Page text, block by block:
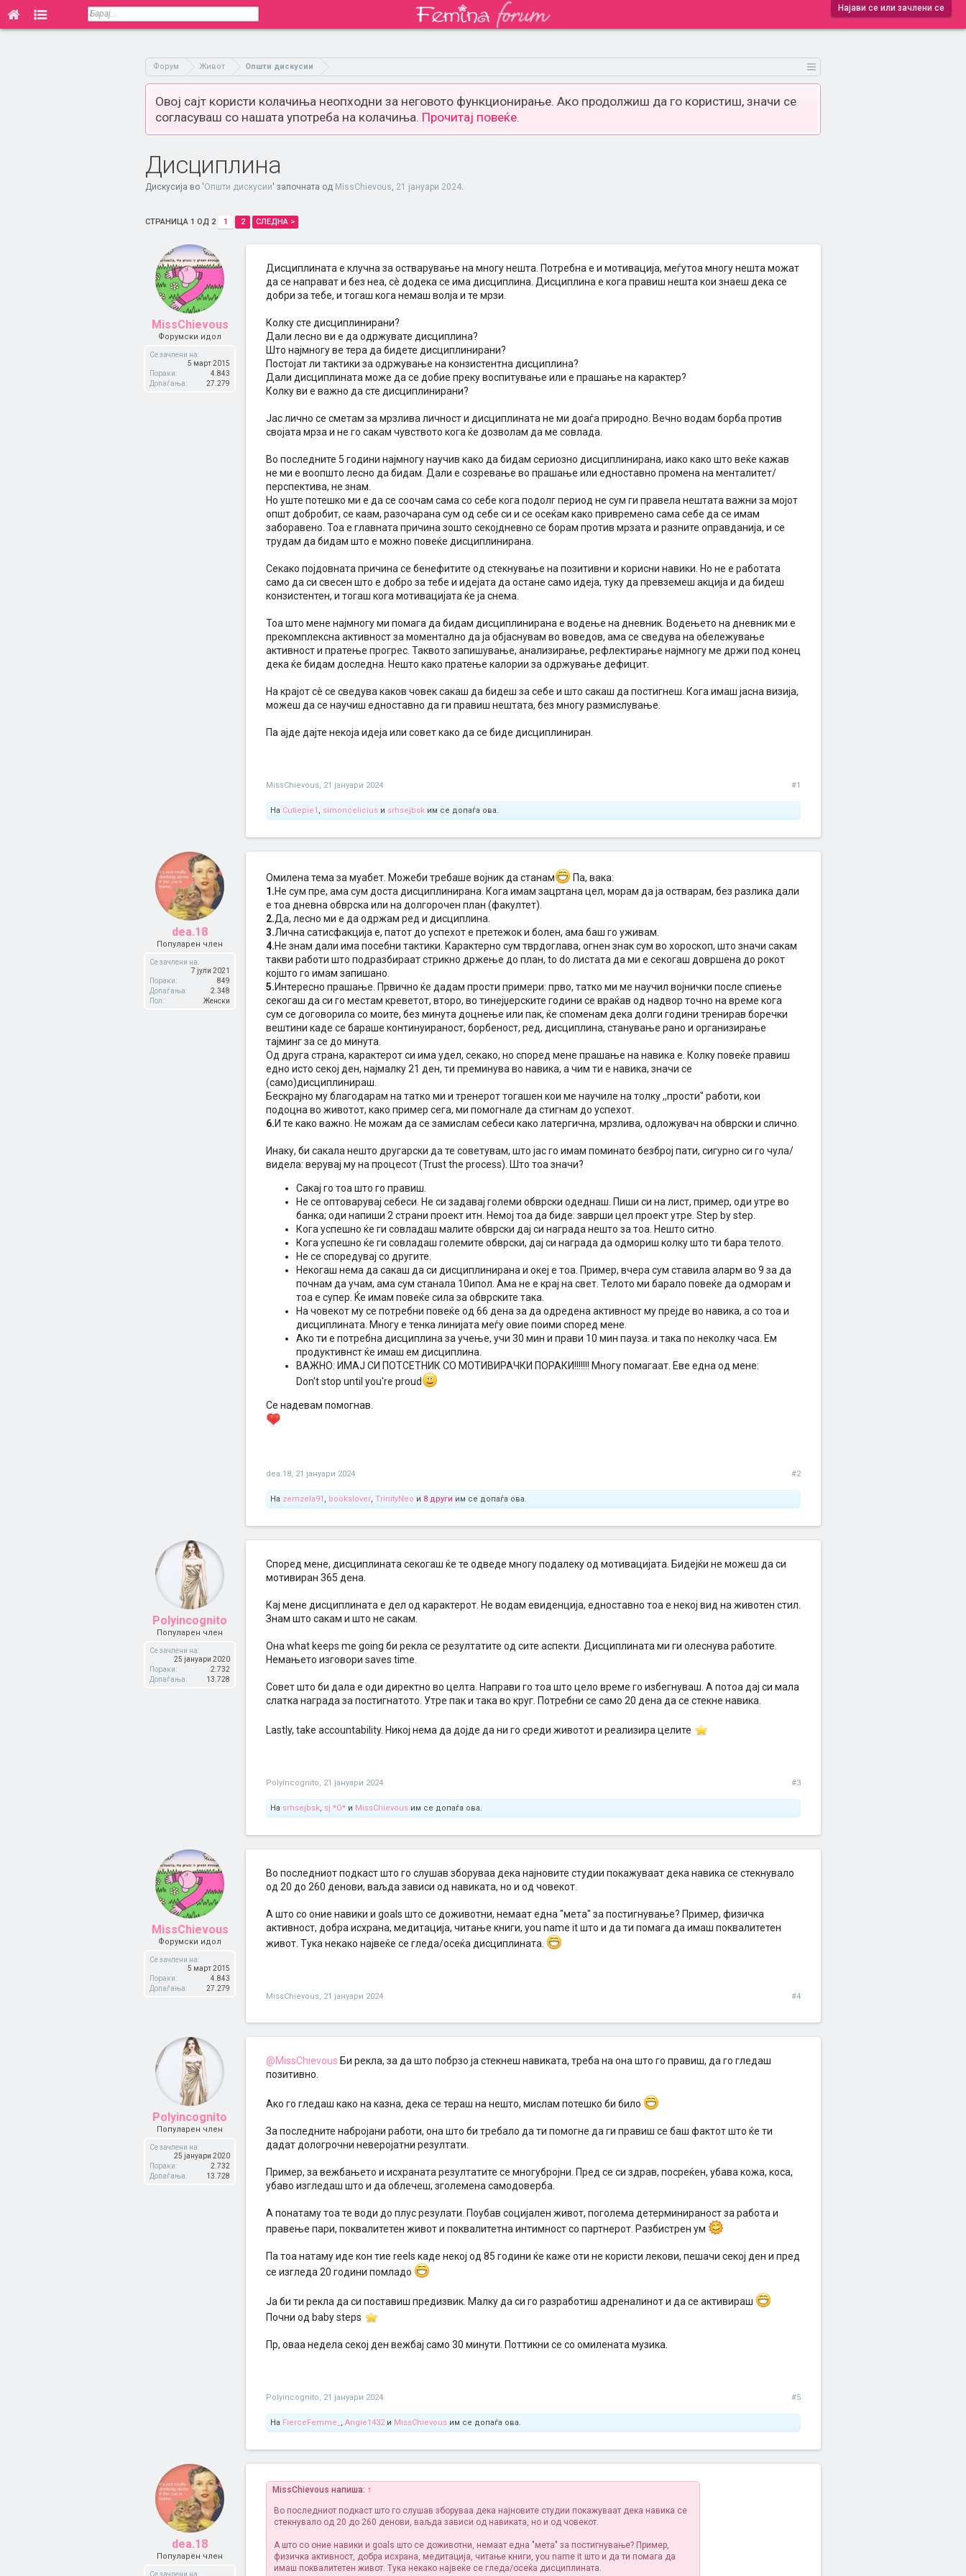
Најави се или зачлени се
Форум Живот Општи дискусии
Овој сајт користи колачиња неопходни за неговото функционирање. Ако продолжиш да го користиш, значи се
согласуваш со нашата употреба на колачиња. Прочитај повеќе.
Дисциплина
Дискусија во 'Општи дискусии' започната од MissChievous, 21 јануари 2024.
СТРАНИЦА 1 ОД 2 1 2 СЛЕДНА >
MissChievous
Форумски идол
Се зачлени на:
5 март 2015
Пораки:
4.843
Допаѓања:
27.279
Дисциплината е клучна за остварување на многу нешта. Потребна е и мотивација, меѓутоа многу нешта можат
да се направат и без неа, сè додека се има дисциплина. Дисциплина е кога правиш нешта кои знаеш дека се
добри за тебе, и тогаш кога немаш волја и те мрзи.
Колку сте дисциплинирани?
Дали лесно ви е да одржувате дисциплина?
Што најмногу ве тера да бидете дисциплинирани?
Постојат ли тактики за одржување на конзистентна дисциплина?
Дали дисциплината може да се добие преку воспитување или е прашање на карактер?
Колку ви е важно да сте дисциплинирани?
Јас лично се сметам за мрзлива личност и дисциплината не ми доаѓа природно. Вечно водам борба против
својата мрза и не го сакам чувството кога ќе дозволам да ме совлада.
Во последните 5 години најмногу научив како да бидам сериозно дисциплинирана, иако како што веќе кажав
не ми е воопшто лесно да бидам. Дали е созревање во прашање или едноставно промена на менталитет/
перспектива, не знам.
Но уште потешко ми е да се соочам сама со себе кога подолг период не сум ги правела нештата важни за мојот
општ добробит, се каам, разочарана сум од себе си и се осеќам како привремено сама себе да се имам
заборавено. Тоа е главната причина зошто секојдневно се борам против мрзата и разните оправданија, и се
трудам да бидам што е можно повеќе дисциплинирана.
Секако појдовната причина се бенефитите од стекнување на позитивни и корисни навики. Но не е работата
само да си свесен што е добро за тебе и идејата да остане само идеја, туку да превземеш акција и да бидеш
конзистентен, и тогаш кога мотивацијата ќе ја снема.
Тоа што мене најмногу ми помага да бидам дисциплинирана е водење на дневник. Водењето на дневник ми е
прекомплексна активност за моментално да ја објаснувам во воведов, ама се сведува на обележување
активност и пратење прогрес. Таквото запишување, анализирање, рефлектирање најмногу ме држи под конец
дека ќе бидам доследна. Нешто како пратење калории за одржување дефицит.
На крајот сè се сведува каков човек сакаш да бидеш за себе и што сакаш да постигнеш. Кога имаш јасна визија,
можеш да се научиш едноставно да ги правиш нештата, без многу размислување.
Па ајде дајте некоја идеја или совет како да се биде дисциплиниран.
MissChievous, 21 јануари 2024 #1
На Cutiepie1 , simoncelicius и srhsejbsk им се допаѓа ова.
dea.18
Популарен член
Се зачлени на:
7 јули 2021
Пораки:
849
Допаѓања:
2.348
Пол:
Женски
Омилена тема за муабет. Можеби требаше војник да станам
Па, вака:
1.Не сум пре, ама сум доста дисциплинирана. Кога имам зацртана цел, морам да ја остварам, без разлика дали
е тоа дневна обврска или на долгорочен план (факултет).
2.Да, лесно ми е да одржам ред и дисциплина.
3.Лична сатисфакција е, патот до успехот е претежок и болен, ама баш го уживам.
4.Не знам дали има посебни тактики. Карактерно сум тврдоглава, огнен знак сум во хороскоп, што значи сакам
такви работи што подразбираат стрикно држење до план, to do листата да ми е секогаш довршена до рокот
којшто го имам запишано.
5.Интересно прашање. Првично ќе дадам прости примери: прво, татко ми ме научил војнички после спиење
секогаш да си го местам креветот, второ, во тинејџерските години се враќав од надвор точно на време кога
сум се договорила со моите, без минута доцнење или пак, ќе споменам дека долги години тренирав боречки
вештини каде се бараше континуираност, борбеност, ред, дисциплина, станување рано и организирање
тајминг за се до минута.
Од друга страна, карактерот си има удел, секако, но според мене прашање на навика е. Колку повеќе правиш
едно исто секој ден, најмалку 21 ден, ти преминува во навика, а чим ти е навика, значи се
(само)дисциплинираш.
Бескрајно му благодарам на татко ми и тренерот тогашен кои ме научиле на толку ,,прости" работи, кои
подоцна во животот, како пример сега, ми помогнале да стигнам до успехот.
6.И те како важно. Не можам да се замислам себеси како латергична, мрзлива, одложувач на обврски и слично.
Инаку, би сакала нешто другарски да те советувам, што јас го имам поминато безброј пати, сигурно си го чула/
видела: верувај му на процесот (Trust the process). Што тоа значи?
Сакај го тоа што го правиш.
Не се оптоварувај себеси. Не си задавај големи обврски одеднаш. Пиши си на лист, пример, оди утре во
банка; оди напиши 2 страни проект итн. Немој тоа да биде: заврши цел проект утре. Step by step.
Кога успешно ќе ги совладаш малите обврски дај си награда нешто за тоа. Нешто ситно.
Кога успешно ќе ги совладаш големите обврски, дај си награда да одмориш колку што ти бара телото.
Не се споредувај со другите.
Некогаш нема да сакаш да си дисциплинирана и океј е тоа. Пример, вчера сум ставила аларм во 9 за да
почнам да учам, ама сум станала 10ипол. Ама не е крај на свет. Телото ми барало повеќе да одморам и
тоа е супер. Ќе имам повеќе сила за обврските така.
На човекот му се потребни повеќе од 66 дена за да одредена активност му прејде во навика, а со тоа и
дисциплината. Многу е тенка линијата меѓу овие поими според мене.
Ако ти е потребна дисциплина за учење, учи 30 мин и прави 10 мин пауза. и така по неколку часа. Ем
продуктивнст ќе имаш ем дисциплина.
ВАЖНО: ИМАЈ СИ ПОТСЕТНИК СО МОТИВИРАЧКИ ПОРАКИ!!!!!!! Многу помагаат. Еве една од мене:
Don't stop until you're proud
Се надевам помогнав.
dea.18, 21 јануари 2024 #2
На zemzela91 , bookslover, TrinityNeo и 8 други им се допаѓа ова.
Polyincognito
Популарен член
Се зачлени на:
25 јануари 2020
Пораки:
2.732
Допаѓања:
13.728
Според мене, дисциплината секогаш ќе те одведе многу подалеку од мотивацијата. Бидејќи не можеш да си
мотивиран 365 дена.
Кај мене дисциплината е дел од карактерот. Не водам евиденција, едноставно тоа е некој вид на животен стил.
Знам што сакам и што не сакам.
Она what keeps me going би рекла се резултатите од сите аспекти. Дисциплината ми ги олеснува работите.
Немањето изговори saves time.
Совет што би дала е оди директно во целта. Направи го тоа што цело време го избегнуваш. А потоа дај си мала
слатка награда за постигнатото. Утре пак и така во круг. Потребни се само 20 дена да се стекне навика.
Lastly, take accountability. Никој нема да дојде да ни го среди животот и реализира целите
Polyincognito, 21 јануари 2024 #3
На srhsejbsk, sj *O* и MissChievous им се допаѓа ова.
MissChievous
Форумски идол
Се зачлени на:
5 март 2015
Пораки:
4.843
Допаѓања:
27.279
Во последниот подкаст што го слушав зборуваа дека најновите студии покажуваат дека навика се стекнувало
од 20 до 260 денови, ваљда зависи од навиката, но и од човекот.
А што со оние навики и goals што се доживотни, немаат една "мета" за постигнување? Пример, физичка
активност, добра исхрана, медитација, читање книги, you name it што и да ти помага да имаш поквалитетен
живот. Тука некако највеќе се гледа/осеќа дисциплината.
MissChievous, 21 јануари 2024 #4
Polyincognito
Популарен член
Се зачлени на:
25 јануари 2020
Пораки:
2.732
Допаѓања:
13.728
@MissChievous Би рекла, за да што побрзо ја стекнеш навиката, треба на она што го правиш, да го гледаш
позитивно.
Ако го гледаш како на казна, дека се тераш на нешто, мислам потешко би било
За последните набројани работи, она што би требало да ти помогне да ги правиш се баш фактот што ќе ти
дадат дологрочни неверојатни резултати.
Пример, за вежбањето и исхраната резултатите се многубројни. Пред се си здрав, посреќен, убава кожа, коса,
убаво изгледаш што и да облечеш, зголемена самодоверба.
А понатаму тоа те води до плус резулати. Поубав социјален живот, поголема детерминираност за работа и
правење пари, поквалитетен живот и поквалитетна интимност со партнерот. Разбистрен ум
Па тоа натаму иде кон тие reels каде некој од 85 години ќе каже оти не користи лекови, пешачи секој ден и пред
се изгледа 20 години помладо
Ја би ти рекла да си поставиш предизвик. Малку да си го разработиш адреналинот и да се активираш
Почни од baby steps
Пр, оваа недела секој ден вежбај само 30 минути. Поттикни се со омилената музика.
Polyincognito, 21 јануари 2024 #5
На FierceFemme_ , Angie1432и MissChievous им се допаѓа ова.
dea.18
Популарен член
Се зачлени на:
MissChievous напиша: ↑
Во последниот подкаст што го слушав зборуваа дека најновите студии покажуваат дека навика се
стекнувало од 20 до 260 денови, ваљда зависи од навиката, но и од човекот.
А што со оние навики и goals што се доживотни, немаат една "мета" за постигнување? Пример,
физичка активност, добра исхрана, медитација, читање книги, you name it што и да ти помага да
имаш поквалитетен живот. Тука некако највеќе се гледа/осеќа дисциплината.